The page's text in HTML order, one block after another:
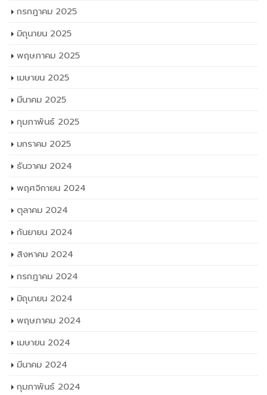
กรกฎาคม 2025
มิถุนายน 2025
พฤษภาคม 2025
เมษายน 2025
มีนาคม 2025
กุมภาพันธ์ 2025
มกราคม 2025
ธันวาคม 2024
พฤศจิกายน 2024
ตุลาคม 2024
กันยายน 2024
สิงหาคม 2024
กรกฎาคม 2024
มิถุนายน 2024
พฤษภาคม 2024
เมษายน 2024
มีนาคม 2024
กุมภาพันธ์ 2024